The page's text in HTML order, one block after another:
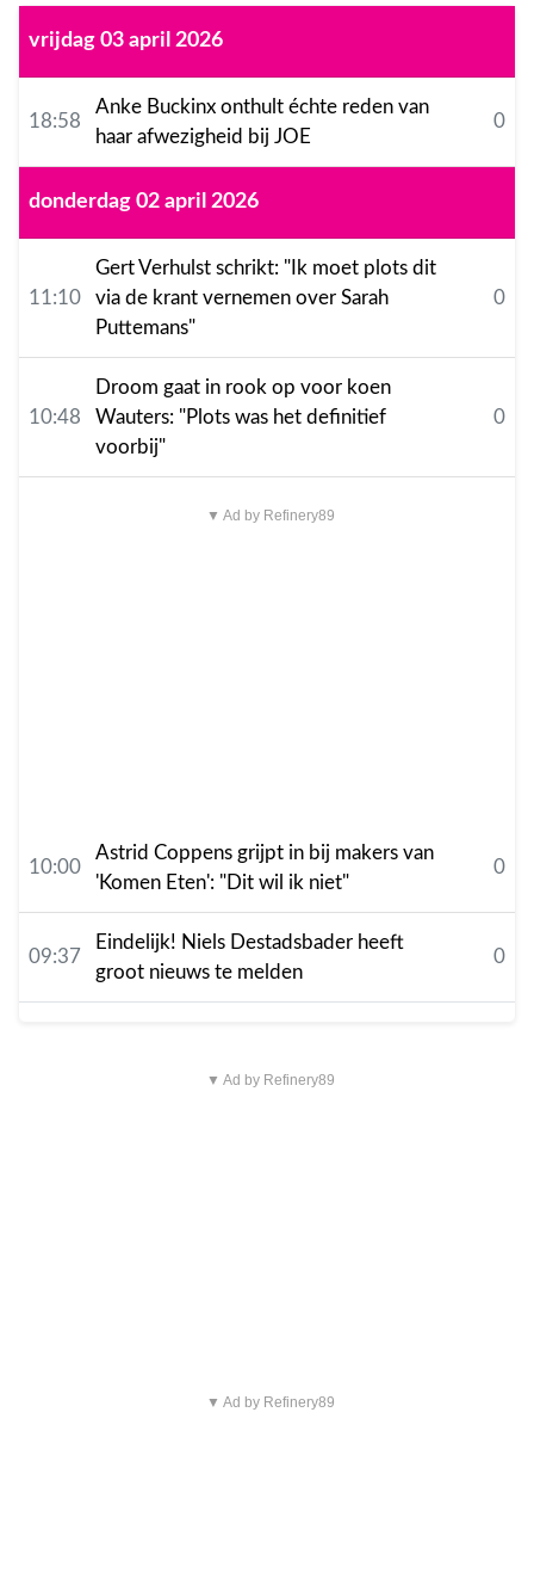
vrijdag 03 april 2026
18:58
Anke Buckinx onthult échte reden van
haar afwezigheid bij JOE
0
donderdag 02 april 2026
11:10
Gert Verhulst schrikt: "Ik moet plots dit
via de krant vernemen over Sarah
Puttemans"
0
10:48
Droom gaat in rook op voor koen
Wauters: "Plots was het definitief
voorbij"
0
▼ Ad by Refinery89
10:00
Astrid Coppens grijpt in bij makers van
'Komen Eten': "Dit wil ik niet"
0
09:37
Eindelijk! Niels Destadsbader heeft
groot nieuws te melden
0
▼ Ad by Refinery89
▼ Ad by Refinery89